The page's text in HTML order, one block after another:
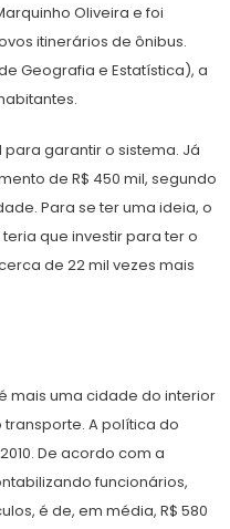
Oliveira e foi
itinerários de ônibus.
Geografia e Estatística), a
para garantir o sistema. Já
de R$ 450 mil, segundo
Para se ter uma ideia, o
que investir para ter o
de 22 mil vezes mais
mais uma cidade do interior
A política do
De acordo com a
funcionários,
é de, em média, R$ 580